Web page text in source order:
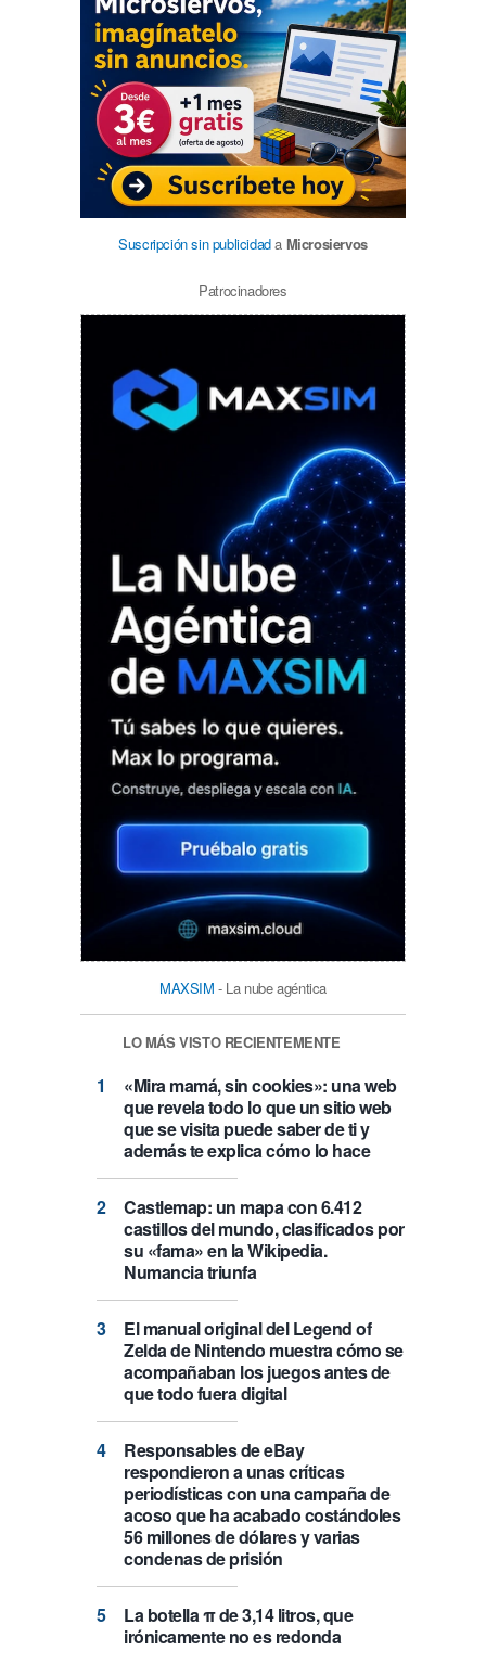
Suscripción sin publicidada Microsiervos
Patrocinadores
MAXSIM - La nube agéntica
LO MÁS VISTO RECIENTEMENTE
«Mira mamá, sin cookies»: una web
que revela todo lo que un sitio web
que se visita puede saber de ti y
además te explica cómo lo hace
Castlemap: un mapa con 6.412
castillos del mundo, clasificados por
su «fama» en la Wikipedia.
Numancia triunfa
El manual original del Legend of
Zelda de Nintendo muestra cómo se
acompañaban los juegos antes de
que todo fuera digital
Responsables de eBay
respondieron a unas críticas
periodísticas con una campaña de
acoso que ha acabado costándoles
56 millones de dólares y varias
condenas de prisión
La botella π de 3,14 litros, que
irónicamente no es redonda